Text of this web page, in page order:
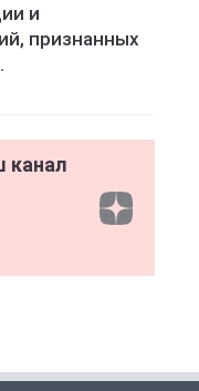
и
признанных
канал